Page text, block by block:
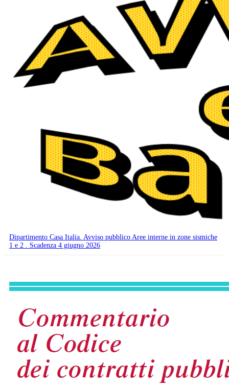
Dipartimento Casa Italia. Avviso pubblico Aree interne in zone sismiche
1 e 2 . Scadenza 4 giugno 2026